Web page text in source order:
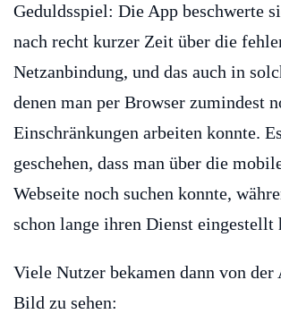
Geduldsspiel: Die App beschwerte
nach recht kurzer Zeit über die
Netzanbindung, und das auch in
denen man per Browser zumindest
Einschränkungen arbeiten konnte.
geschehen, dass man über die
Webseite noch suchen konnte,
schon lange ihren Dienst eingestellt
Viele Nutzer bekamen dann von der
Bild zu sehen: